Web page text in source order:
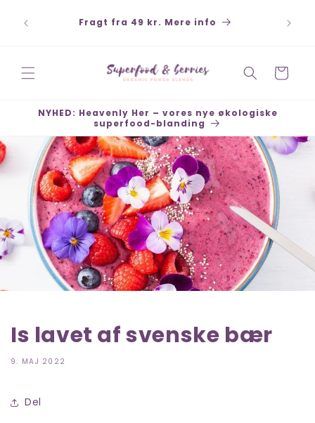
indhold
30
Fragt fra 49 kr. Mere info
Indkøbskurv
NYHED: Heavenly Her – vores nye økologiske
superfood-blanding
Is lavet af svenske bær
9. MAJ 2022
Del